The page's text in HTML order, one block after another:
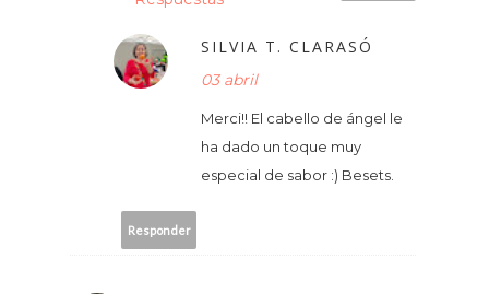
SILVIA T. CLARASÓ
03 abril
Merci!! El cabello de ángel le
ha dado un toque muy
especial de sabor :) Besets.
Responder